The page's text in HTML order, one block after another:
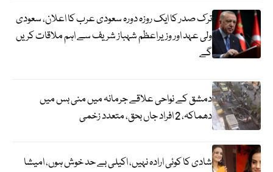
ترک صدر کا ایک روزہ دورہ سعودی عرب کا اعلان، سعودی
ولی عہد اور وزیراعظم شہباز شریف سے اہم ملاقات کریں
گے
دمشق کے نواحی علاقے جرمانہ میں منی بس میں
دھماکہ، 2 افراد جاں بحق، متعدد زخمی
شادی کا کوئی ارادہ نہیں، اکیلی بے حد خوش ہوں، امیشا